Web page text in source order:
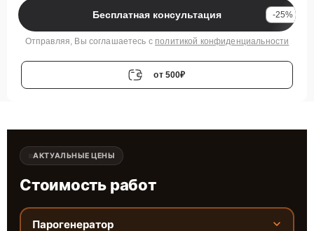
Бесплатная консультация -25%
Отправляя, Вы соглашаетесь с политикой конфиденциальности
от 500₽
АКТУАЛЬНЫЕ ЦЕНЫ
Стоимость работ
Парогенератор